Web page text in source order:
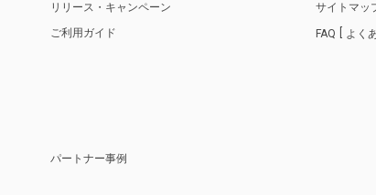
リリース・キャンペーン
ご利用ガイド
サイトマッ
FAQ よく
パートナー事例